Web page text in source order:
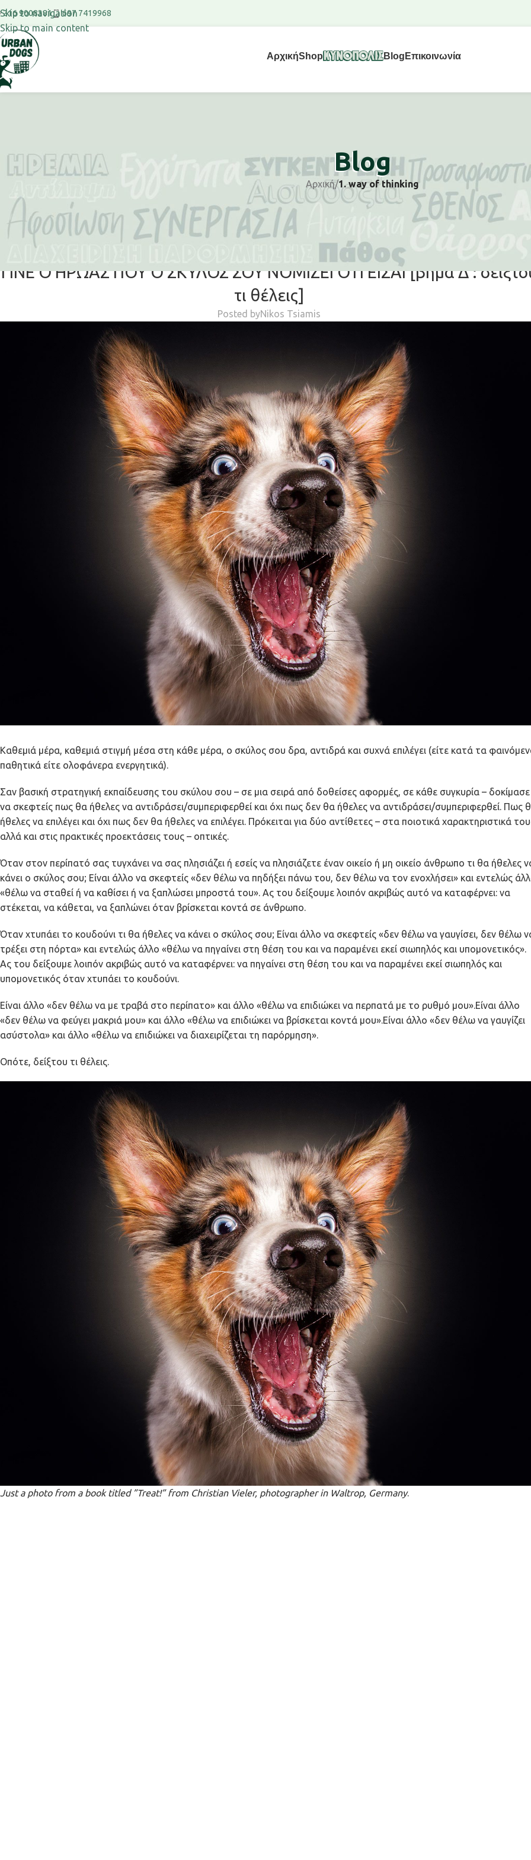
Skip to navigation
Skip to main content
216 9008381 697 7419968
ΑρχικήShop Blog Επικοινωνία
Blog
Αρχική/1. way of thinking
ΓΙΝΕ Ο ΗΡΩΑΣ ΠΟΥ Ο ΣΚΥΛΟΣ ΣΟΥ ΝΟΜΙΖΕΙ ΟΤΙ ΕΙΣΑΙ [βήμα Δ’:
τι θέλεις]
Posted byNikos Tsiamis
Καθεμιά μέρα, καθεμιά στιγμή μέσα στη κάθε μέρα, ο σκύλος σου δρα, αντιδρά και συχνά επιλέγει (είτε κατά τα
παθητικά είτε ολοφάνερα ενεργητικά).
Σαν βασική στρατηγική εκπαίδευσης του σκύλου σου – σε μια σειρά από δοθείσες αφορμές, σε κάθε συγκυρία – δοκίμασε
να σκεφτείς πως θα ήθελες να αντιδράσει/συμπεριφερθεί και όχι πως δεν θα ήθελες να αντιδράσει/συμπεριφερθεί. Πως
ήθελες να επιλέγει και όχι πως δεν θα ήθελες να επιλέγει. Πρόκειται για δύο αντίθετες – στα ποιοτικά χαρακτηριστικά
αλλά και στις πρακτικές προεκτάσεις τους – οπτικές.
Όταν στον περίπατό σας τυγχάνει να σας πλησιάζει ή εσείς να πλησιάζετε έναν οικείο ή μη οικείο άνθρωπο τι θα ήθελες
κάνει ο σκύλος σου; Είναι άλλο να σκεφτείς «δεν θέλω να πηδήξει πάνω του, δεν θέλω να τον ενοχλήσει» και εντελώς
«θέλω να σταθεί ή να καθίσει ή να ξαπλώσει μπροστά του». Ας του δείξουμε λοιπόν ακριβώς αυτό να καταφέρνει: να
στέκεται, να κάθεται, να ξαπλώνει όταν βρίσκεται κοντά σε άνθρωπο.
Όταν χτυπάει το κουδούνι τι θα ήθελες να κάνει ο σκύλος σου; Είναι άλλο να σκεφτείς «δεν θέλω να γαυγίσει, δεν θέλω
τρέξει στη πόρτα» και εντελώς άλλο «θέλω να πηγαίνει στη θέση του και να παραμένει εκεί σιωπηλός και υπομονετικός».
Ας του δείξουμε λοιπόν ακριβώς αυτό να καταφέρνει: να πηγαίνει στη θέση του και να παραμένει εκεί σιωπηλός και
υπομονετικός όταν χτυπάει το κουδούνι.
Είναι άλλο «δεν θέλω να με τραβά στο περίπατο» και άλλο «θέλω να επιδιώκει να περπατά με το ρυθμό μου».Είναι άλλο
«δεν θέλω να φεύγει μακριά μου» και άλλο «θέλω να επιδιώκει να βρίσκεται κοντά μου».Είναι άλλο «δεν θέλω να γαυγίζει
ασύστολα» και άλλο «θέλω να επιδιώκει να διαχειρίζεται τη παρόρμηση».
Οπότε, δείξτου τι θέλεις.
Just a photo from a book titled ”Treat!” from Christian Vieler, photographer in Waltrop, Germany.